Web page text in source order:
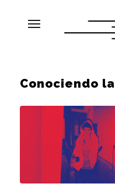
Conociendo